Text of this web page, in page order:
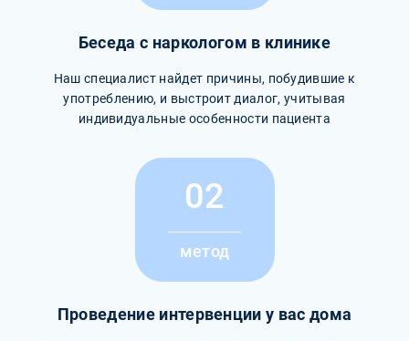
Беседа с наркологом в клинике
Наш специалист найдет причины, побудившие к
употреблению, и выстроит диалог, учитывая
индивидуальные особенности пациента
02
метод
Проведение интервенции у вас дома